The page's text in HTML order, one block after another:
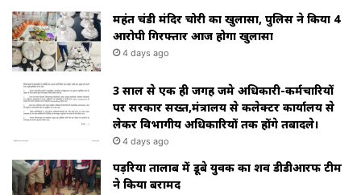
महंत चंडी मंदिर चोरी का खुलासा, पुलिस ने किया 4
आरोपी गिरफ्तार आज होगा खुलासा
4 days ago
3 साल से एक ही जगह जमे अधिकारी-कर्मचारियों
पर सरकार सख्त,मंत्रालय से कलेक्टर कार्यालय से
लेकर विभागीय अधिकारियों तक होंगे तबादले।
4 days ago
पड़रिया तालाब में डूबे युवक का शव डीडीआरफ टीम
ने किया बरामद